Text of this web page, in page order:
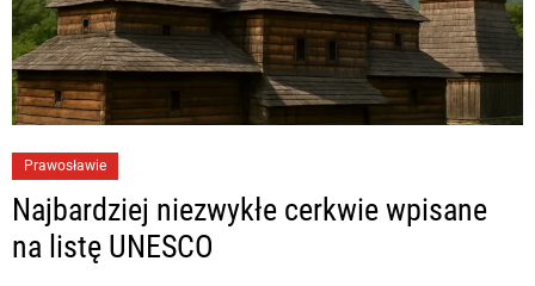
Prawosławie
Najbardziej niezwykłe cerkwie wpisane
na listę UNESCO